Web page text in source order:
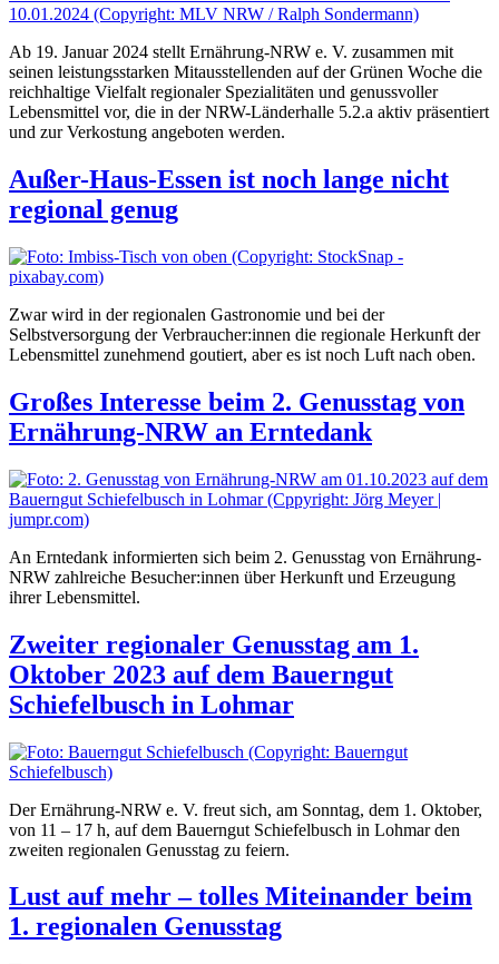
Ab 19. Januar 2024 stellt Ernährung-NRW e. V. zusammen mit
seinen leistungsstarken Mitausstellenden auf der Grünen Woche die
reichhaltige Vielfalt regionaler Spezialitäten und genussvoller
Lebensmittel vor, die in der NRW-Länderhalle 5.2.a aktiv präsentiert
und zur Verkostung angeboten werden.
Außer-Haus-Essen ist noch lange nicht
regional genug
Zwar wird in der regionalen Gastronomie und bei der
Selbstversorgung der Verbraucher:innen die regionale Herkunft der
Lebensmittel zunehmend goutiert, aber es ist noch Luft nach oben.
Großes Interesse beim 2. Genusstag von
Ernährung-NRW an Erntedank
An Erntedank informierten sich beim 2. Genusstag von Ernährung-
NRW zahlreiche Besucher:innen über Herkunft und Erzeugung
ihrer Lebensmittel.
Zweiter regionaler Genusstag am 1.
Oktober 2023 auf dem Bauerngut
Schiefelbusch in Lohmar
Der Ernährung-NRW e. V. freut sich, am Sonntag, dem 1. Oktober,
von 11 – 17 h, auf dem Bauerngut Schiefelbusch in Lohmar den
zweiten regionalen Genusstag zu feiern.
Lust auf mehr – tolles Miteinander beim
1. regionalen Genusstag